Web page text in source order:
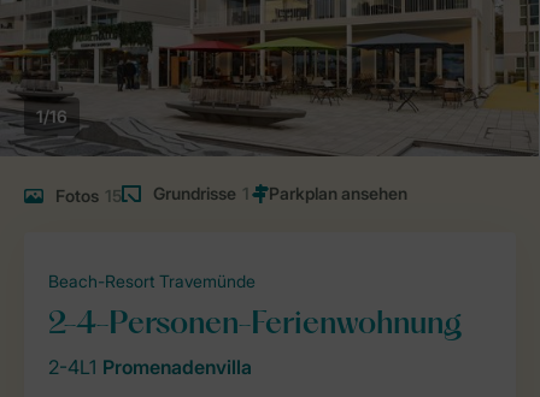
1/16
Fotos 15 Grundrisse 1
Beach-Resort Travemünde
2-4-Personen-Ferienwohnung
2-4L1 Promenadenvilla